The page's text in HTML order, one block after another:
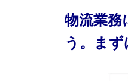
物流業務
う。まず